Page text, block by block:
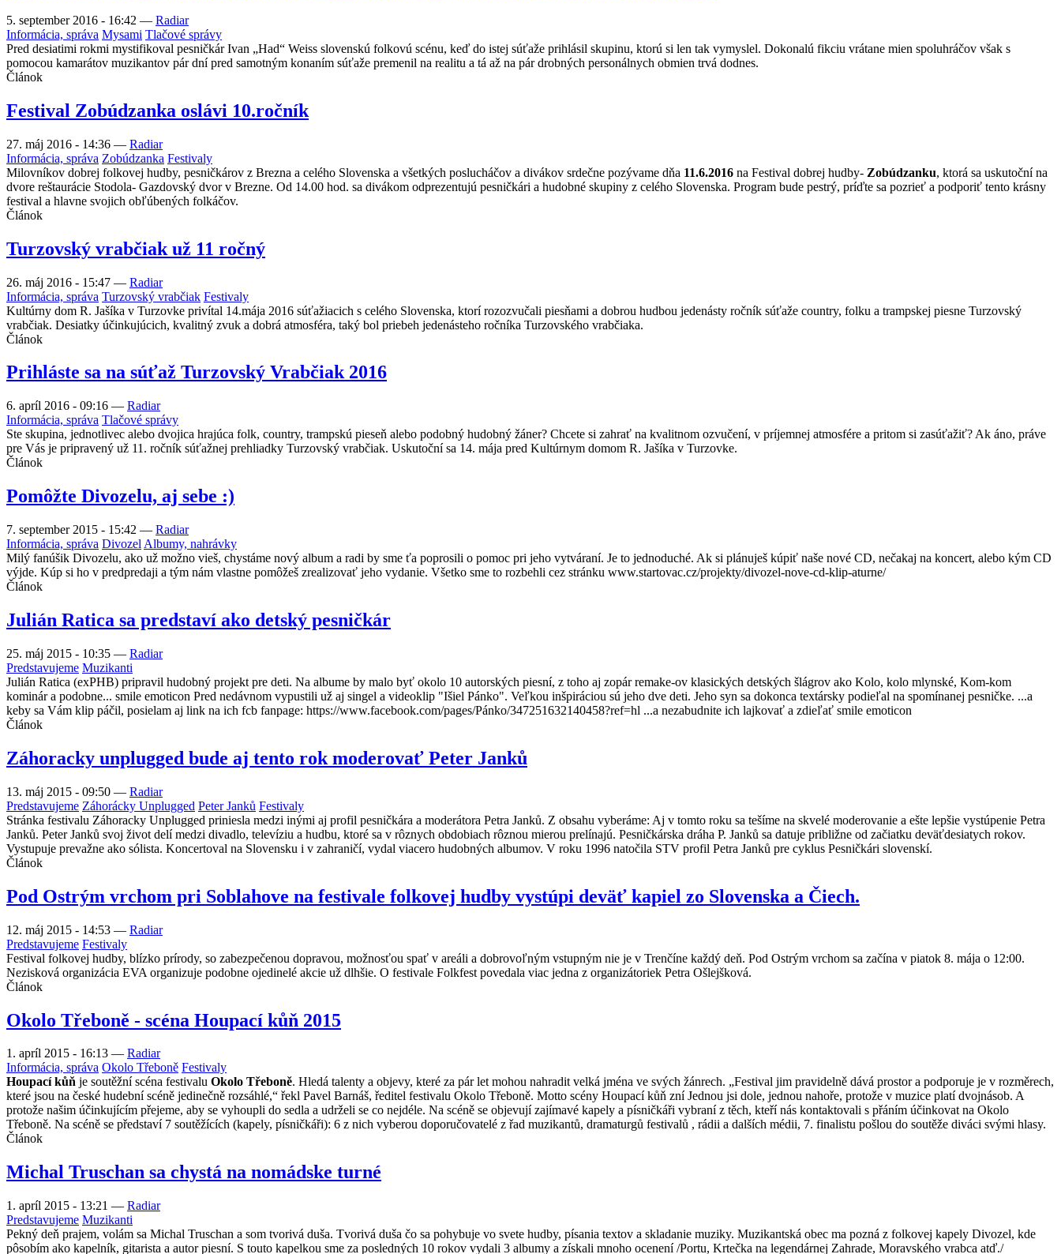
5. september 2016 - 16:42 — Radiar
Informácia, správa Mysami Tlačové správy
Pred desiatimi rokmi mystifikoval pesničkár Ivan „Had“ Weiss slovenskú folkovú scénu, keď do istej súťaže prihlásil skupinu, ktorú si len tak vymyslel. Dokonalú fikciu vrátane mien spoluhráčov však s
pomocou kamarátov muzikantov pár dní pred samotným konaním súťaže premenil na realitu a tá až na pár drobných personálnych obmien trvá dodnes.
Článok
Festival Zobúdzanka oslávi 10.ročník
27. máj 2016 - 14:36 — Radiar
Informácia, správa Zobúdzanka Festivaly
Milovníkov dobrej folkovej hudby, pesničkárov z Brezna a celého Slovenska a všetkých poslucháčov a divákov srdečne pozývame dňa 11.6.2016 na Festival dobrej hudby- Zobúdzanku, ktorá sa uskutoční na
dvore reštaurácie Stodola- Gazdovský dvor v Brezne. Od 14.00 hod. sa divákom odprezentujú pesničkári a hudobné skupiny z celého Slovenska. Program bude pestrý, príďte sa pozrieť a podporiť tento krásny
festival a hlavne svojich obľúbených folkáčov.
Článok
Turzovský vrabčiak už 11 ročný
26. máj 2016 - 15:47 — Radiar
Informácia, správa Turzovský vrabčiak Festivaly
Kultúrny dom R. Jašíka v Turzovke privítal 14.mája 2016 súťažiacich s celého Slovenska, ktorí rozozvučali piesňami a dobrou hudbou jedenásty ročník súťaže country, folku a trampskej piesne Turzovský
vrabčiak. Desiatky účinkujúcich, kvalitný zvuk a dobrá atmosféra, taký bol priebeh jedenásteho ročníka Turzovského vrabčiaka.
Článok
Prihláste sa na súťaž Turzovský Vrabčiak 2016
6. apríl 2016 - 09:16 — Radiar
Informácia, správa Tlačové správy
Ste skupina, jednotlivec alebo dvojica hrajúca folk, country, trampskú pieseň alebo podobný hudobný žáner? Chcete si zahrať na kvalitnom ozvučení, v príjemnej atmosfére a pritom si zasúťažiť? Ak áno, práve
pre Vás je pripravený už 11. ročník súťažnej prehliadky Turzovský vrabčiak. Uskutoční sa 14. mája pred Kultúrnym domom R. Jašíka v Turzovke.
Článok
Pomôžte Divozelu, aj sebe :)
7. september 2015 - 15:42 — Radiar
Informácia, správa Divozel Albumy, nahrávky
Milý fanúšik Divozelu, ako už možno vieš, chystáme nový album a radi by sme ťa poprosili o pomoc pri jeho vytváraní. Je to jednoduché. Ak si plánuješ kúpiť naše nové CD, nečakaj na koncert, alebo kým CD
výjde. Kúp si ho v predpredaji a tým nám vlastne pomôžeš zrealizovať jeho vydanie. Všetko sme to rozbehli cez stránku www.startovac.cz/projekty/divozel-nove-cd-klip-aturne/
Článok
Julián Ratica sa predstaví ako detský pesničkár
25. máj 2015 - 10:35 — Radiar
Predstavujeme Muzikanti
Julián Ratica (exPHB) pripravil hudobný projekt pre deti. Na albume by malo byť okolo 10 autorských piesní, z toho aj zopár remake-ov klasických detských šlágrov ako Kolo, kolo mlynské, Kom-kom
kominár a podobne... smile emoticon Pred nedávnom vypustili už aj singel a videoklip "Išiel Pánko". Veľkou inšpiráciou sú jeho dve deti. Jeho syn sa dokonca textársky podieľal na spomínanej pesničke. ...a
keby sa Vám klip páčil, posielam aj link na ich fcb fanpage: https://www.facebook.com/pages/Pánko/347251632140458?ref=hl ...a nezabudnite ich lajkovať a zdieľať smile emoticon
Článok
Záhoracky unplugged bude aj tento rok moderovať Peter Janků
13. máj 2015 - 09:50 — Radiar
Predstavujeme Záhorácky Unplugged Peter Janků Festivaly
Stránka festivalu Záhoracky Unplugged priniesla medzi inými aj profil pesničkára a moderátora Petra Janků. Z obsahu vyberáme: Aj v tomto roku sa tešíme na skvelé moderovanie a ešte lepšie vystúpenie Petra
Janků. Peter Janků svoj život delí medzi divadlo, televíziu a hudbu, ktoré sa v rôznych obdobiach rôznou mierou prelínajú. Pesničkárska dráha P. Janků sa datuje približne od začiatku deväťdesiatych rokov.
Vystupuje prevažne ako sólista. Koncertoval na Slovensku i v zahraničí, vydal viacero hudobných albumov. V roku 1996 natočila STV profil Petra Janků pre cyklus Pesničkári slovenskí.
Článok
Pod Ostrým vrchom pri Soblahove na festivale folkovej hudby vystúpi deväť kapiel zo Slovenska a Čiech.
12. máj 2015 - 14:53 — Radiar
Predstavujeme Festivaly
Festival folkovej hudby, blízko prírody, so zabezpečenou dopravou, možnosťou spať v areáli a dobrovoľným vstupným nie je v Trenčíne každý deň. Pod Ostrým vrchom sa začína v piatok 8. mája o 12:00.
Nezisková organizácia EVA organizuje podobne ojedinelé akcie už dlhšie. O festivale Folkfest povedala viac jedna z organizátoriek Petra Ošlejšková.
Článok
Okolo Třeboně - scéna Houpací kůň 2015
1. apríl 2015 - 16:13 — Radiar
Informácia, správa Okolo Třeboně Festivaly
Houpací kůň je soutěžní scéna festivalu Okolo Třeboně. Hledá talenty a objevy, které za pár let mohou nahradit velká jména ve svých žánrech. „Festival jim pravidelně dává prostor a podporuje je v rozměrech,
které jsou na české hudební scéně jedinečně rozsáhlé,“ řekl Pavel Barnáš, ředitel festivalu Okolo Třeboně. Motto scény Houpací kůň zní Jednou jsi dole, jednou nahoře, protože v muzice platí dvojnásob. A
protože našim účinkujícím přejeme, aby se vyhoupli do sedla a udrželi se co nejdéle. Na scéně se objevují zajímavé kapely a písničkáři vybraní z těch, kteří nás kontaktovali s přáním účinkovat na Okolo
Třeboně. Na scéně se představí 7 soutěžících (kapely, písničkáři): 6 z nich vyberou doporučovatelé z řad muzikantů, dramaturgů festivalů , rádii a dalších médii, 7. finalistu pošlou do soutěže diváci svými hlasy.
Článok
Michal Truschan sa chystá na nomádske turné
1. apríl 2015 - 13:21 — Radiar
Predstavujeme Muzikanti
Pekný deň prajem, volám sa Michal Truschan a som tvorivá duša. Tvorivá duša čo sa pohybuje vo svete hudby, písania textov a skladanie muziky. Muzikantská obec ma pozná z folkovej kapely Divozel, kde
pôsobím ako kapelník, gitarista a autor piesní. S touto kapelkou sme za posledných 10 rokov vydali 3 albumy a získali mnoho ocenení /Portu, Krtečka na legendárnej Zahrade, Moravského vrabca atď./